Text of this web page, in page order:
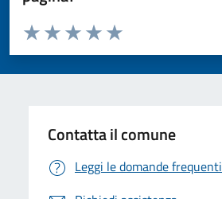
Valuta da 1 a 5 stelle la pagina
Valuta 5 stelle su 5
Valuta 4 stelle su 5
Valuta 3 stelle su 5
Valuta 2 stelle su 5
Valuta 1 stelle su 5
Contatta il comune
Leggi le domande frequenti